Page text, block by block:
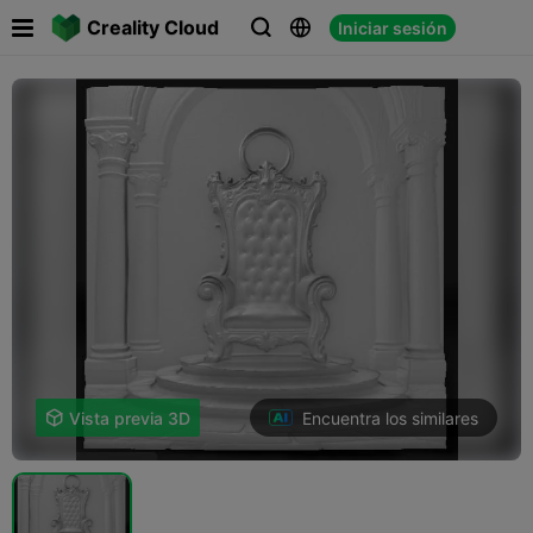
Creality Cloud   Iniciar sesión
 
 Vista previa 3D Encuentra los similares